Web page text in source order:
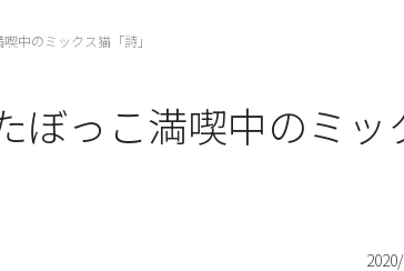
中のミックス猫「詩」
っこ満喫中のミッ